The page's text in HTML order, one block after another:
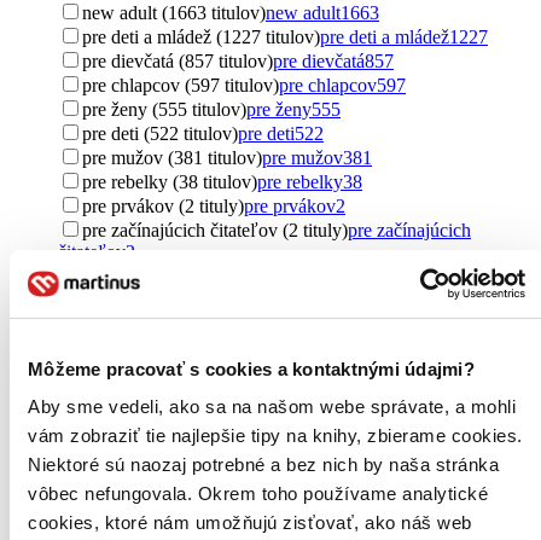
Môžeme pracovať s cookies a kontaktnými údajmi?
Aby sme vedeli, ako sa na našom webe správate, a mohli
vám zobraziť tie najlepšie tipy na knihy, zbierame cookies.
Niektoré sú naozaj potrebné a bez nich by naša stránka
vôbec nefungovala. Okrem toho používame analytické
cookies, ktoré nám umožňujú zisťovať, ako náš web
new adult (1663 titulov)new adult1663
pre deti a mládež (1227 titulov)pre deti a mládež1227
pre dievčatá (857 titulov)pre dievčatá857
pre chlapcov (597 titulov)pre chlapcov597
pre ženy (555 titulov)pre ženy555
pre deti (522 titulov)pre deti522
pre mužov (381 titulov)pre mužov381
pre rebelky (38 titulov)pre rebelky38
pre prvákov (2 tituly)pre prvákov2
pre začínajúcich čitateľov (2 tituly)pre začínajúcich
čitateľov2
pre cestovateľov (2 tituly)
zahraničný (4642 titulov) zahraničný4642
Spojené kráľovstvo (1279 titulov)Spojené kráľovstvo1279
Česko (238 titulov)Česko238
Slovensko (208 titulov)Slovensko208
Poľsko (173 titulov)Poľsko173
Kanada (155 titulov)Kanada155